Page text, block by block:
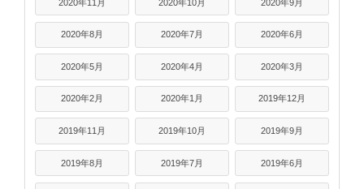
2020年11月 2020年10月 2020年9月
2020年8月 2020年7月 2020年6月
2020年5月 2020年4月 2020年3月
2020年2月 2020年1月 2019年12月
2019年11月 2019年10月 2019年9月
2019年8月 2019年7月 2019年6月